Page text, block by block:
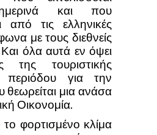
και που
από τις ελληνικές
με τους διεθνείς
όλα αυτά εν όψει
της τουριστικής
περιόδου για την
μια ανάσα
Οικονομία.
φορτισμένο κλίμα